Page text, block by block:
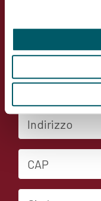
Indirizzo
CAP
Città